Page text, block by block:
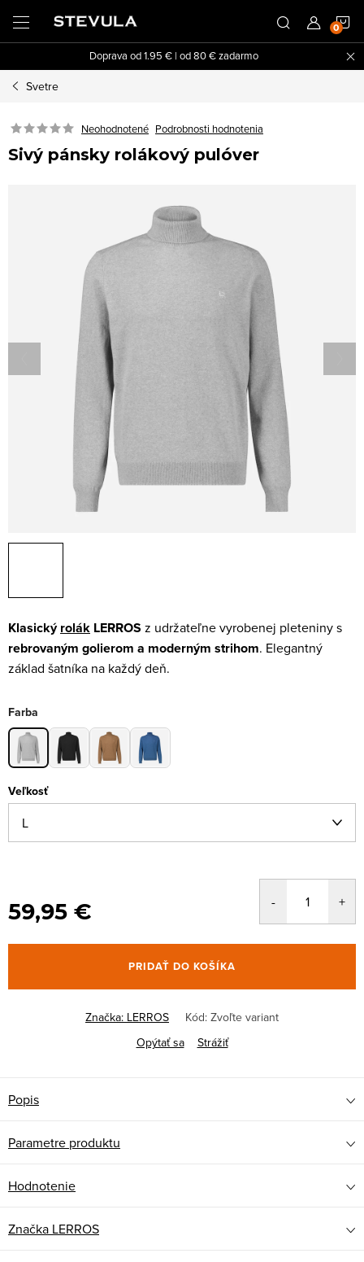
obsah
Doprava od 1.95 € | od 80 € zadarmo
Svetre
Neohodnotené Podrobnosti hodnotenia
Sivý pánsky rolákový pulóver
Klasickýrolák LERROS z udržateľne vyrobenej pleteniny s
rebrovaným golierom a moderným strihom. Elegantný
základ šatníka na každý deň.
Farba
Veľkosť
59,95 €
PRIDAŤ DO KOŠÍKA
Značka: LERROS Kód: Zvoľte variant
Opýtať sa
Strážiť
Popis
Parametre produktu
Hodnotenie
Značka LERROS